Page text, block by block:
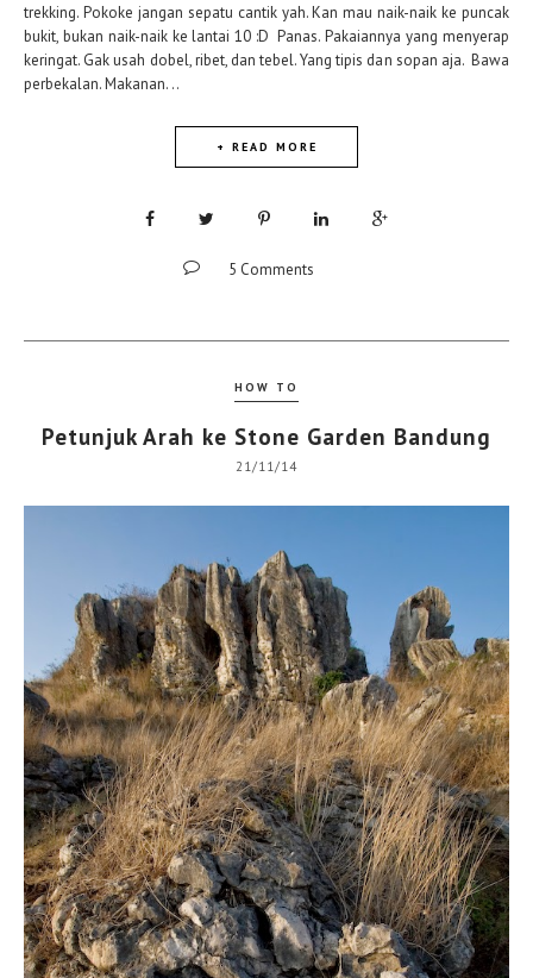
trekking. Pokoke jangan sepatu cantik yah. Kan mau naik-naik ke puncak
bukit, bukan naik-naik ke lantai 10 :D Panas. Pakaiannya yang menyerap
keringat. Gak usah dobel, ribet, dan tebel. Yang tipis dan sopan aja. Bawa
perbekalan. Makanan...
+ READ MORE
5 Comments
HOW TO
Petunjuk Arah ke Stone Garden Bandung
21/11/14